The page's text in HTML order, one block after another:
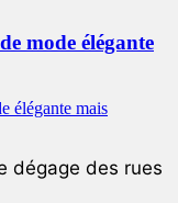
mode élégante
dégage des rues